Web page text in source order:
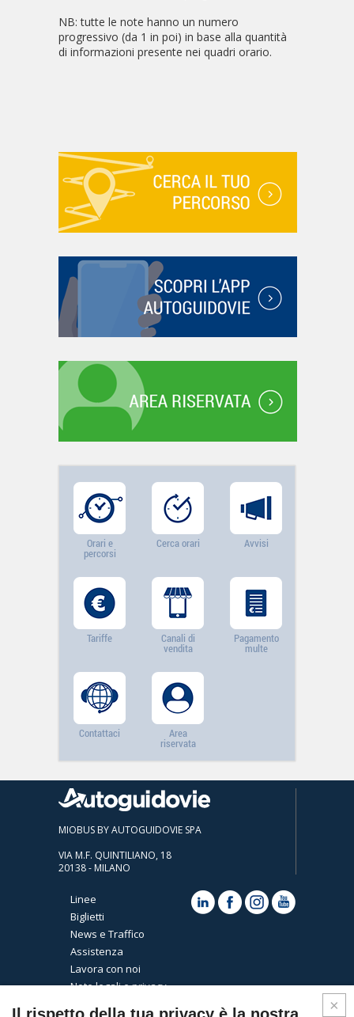
NB: tutte le note hanno un numero
progressivo (da 1 in poi) in base alla quantità
di informazioni presente nei quadri orario.
Orari e
percorsi
Cerca orari Avvisi
Tariffe Canali di
vendita
Pagamento
multe
Contattaci Area
riservata
MIOBUS BY AUTOGUIDOVIE SPA
VIA M.F. QUINTILIANO, 18
20138 - MILANO
Linee
Biglietti
News e Traffico
Assistenza
Lavora con noi
Note legali e privacy